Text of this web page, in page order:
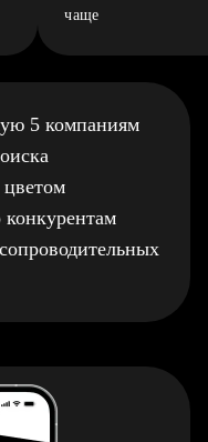
чаще
5 компаниям
конкурентам